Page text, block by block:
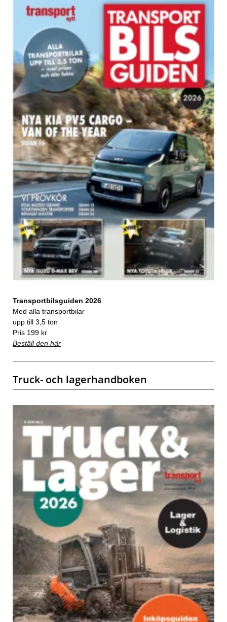
Transportbilsguiden 2026
Med alla transportbilar
upp till 3,5 ton
Pris 199 kr
Beställ den här
Truck- och lagerhandboken